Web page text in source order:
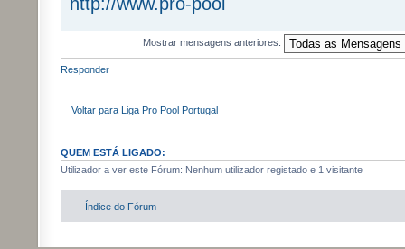
Mostrar mensagens anteriores:
Responder
Voltar para Liga Pro Pool Portugal
QUEM ESTÁ LIGADO:
Utilizador a ver este Fórum: Nenhum utilizador registado e 1 visitante
Índice do Fórum